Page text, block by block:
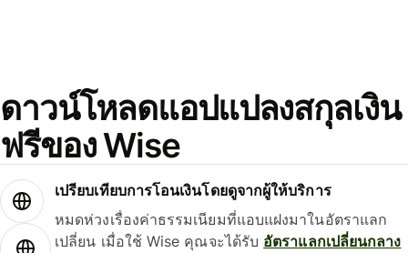
ดาวน์โหลดแอปแปลงสกุลเงิน
ฟรีของ Wise
เปรียบเทียบการโอนเงินโดยดูจากผู้ให้บริการ
หมดห่วงเรื่องค่าธรรมเนียมที่แอบแฝงมาในอัตราแลก
เปลี่ยน เมื่อใช้ Wise คุณจะได้รับ อัตราแลกเปลี่ยนกลาง